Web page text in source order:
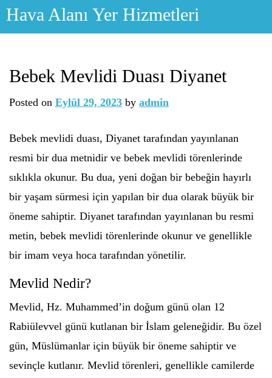
Skip
Hava Alanı Yer Hizmetleri
Bebek Mevlidi Duası Diyanet
Posted on Eylül 29, 2023 by admin
Bebek mevlidi duası, Diyanet tarafından yayınlanan
resmi bir dua metnidir ve bebek mevlidi törenlerinde
sıklıkla okunur. Bu dua, yeni doğan bir bebeğin hayırlı
bir yaşam sürmesi için yapılan bir dua olarak büyük bir
öneme sahiptir. Diyanet tarafından yayınlanan bu resmi
metin, bebek mevlidi törenlerinde okunur ve genellikle
bir imam veya hoca tarafından yönetilir.
Mevlid Nedir?
Mevlid, Hz. Muhammed’in doğum günü olan 12
Rabiülevvel günü kutlanan bir İslam geleneğidir. Bu özel
gün, Müslümanlar için büyük bir öneme sahiptir ve
sevinçle kutlanır. Mevlid törenleri, genellikle camilerde